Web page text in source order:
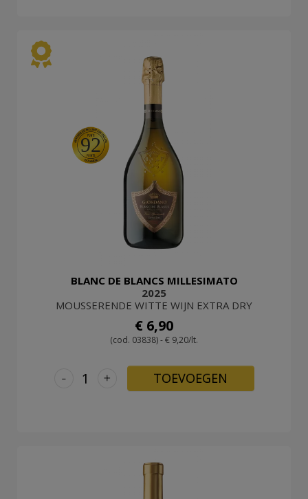
92
BLANC DE BLANCS MILLESIMATO
2025
MOUSSERENDE WITTE WIJN EXTRA DRY
€ 6,90
(cod. 03838) - € 9,20/lt.
+
- TOEVOEGEN